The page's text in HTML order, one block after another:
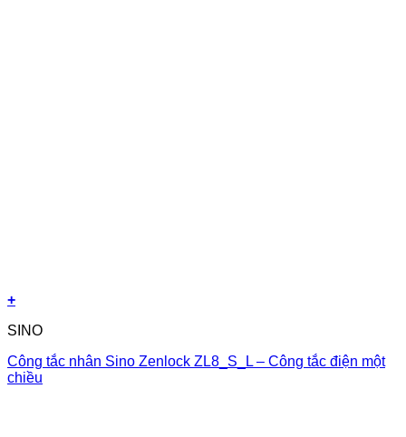
+
SINO
Công tắc nhân Sino Zenlock ZL8_S_L – Công tắc điện một
chiều